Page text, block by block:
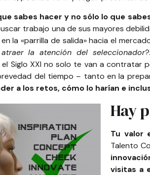
sabes hacer y no sólo lo que
trabajo una de sus mayores
la «parrilla de salida» hacia el
la atención del seleccionador
el Siglo XXI no solo te van a contratar
del tiempo – tanto en la
a los retos, cómo lo harían e
Hay
Tu valor
Talento
visitas a